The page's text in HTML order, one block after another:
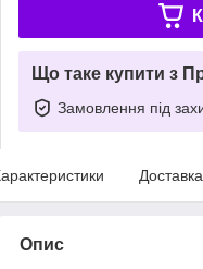
Що таке купити з
Замовлення під
Доставка
Опис